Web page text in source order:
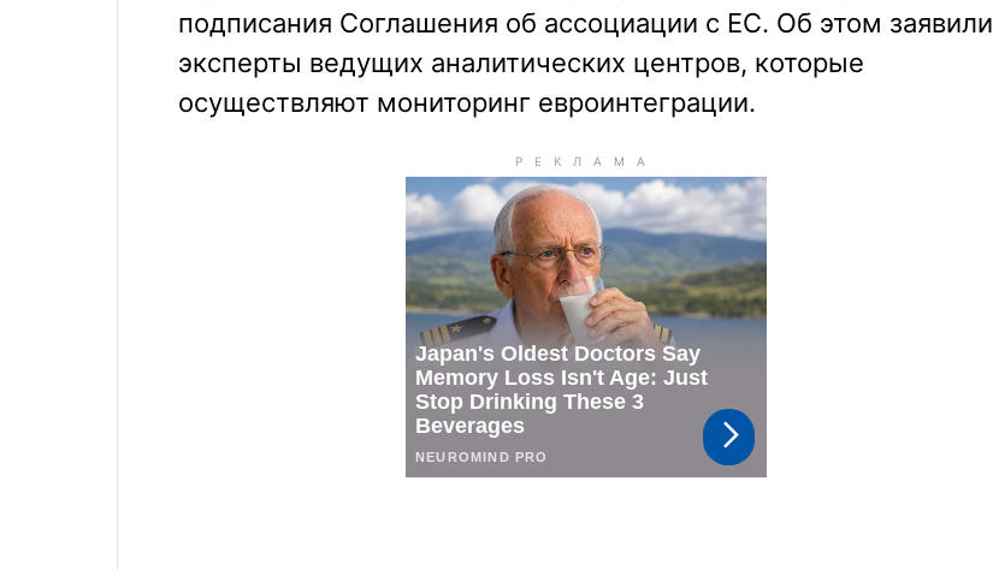
подписания Соглашения об ассоциации с ЕС. Об этом заявили
эксперты ведущих аналитических центров, которые
осуществляют мониторинг евроинтеграции.